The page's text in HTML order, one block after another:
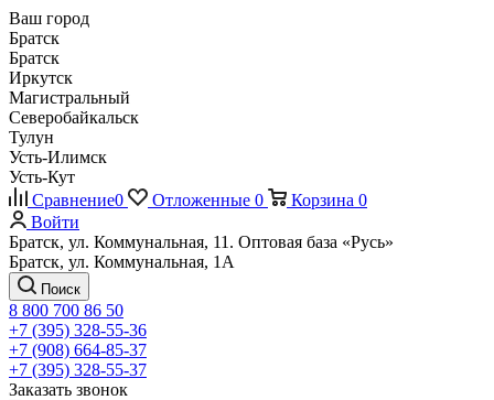
Ваш город
Братск
Братск
Иркутск
Магистральный
Северобайкальск
Тулун
Усть-Илимск
Усть-Кут
Сравнение0 Отложенные 0 Корзина 0
Войти
Братск, ул. Коммунальная, 11. Оптовая база «Русь»
Братск, ул. Коммунальная, 1А
Поиск
8 800 700 86 50
+7 (395) 328-55-36
+7 (908) 664-85-37
+7 (395) 328-55-37
Заказать звонок